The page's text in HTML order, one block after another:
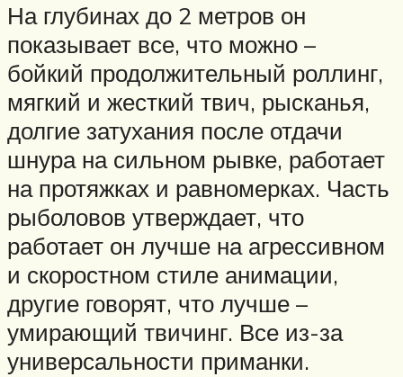
На глубинах до 2 метров он
показывает все, что можно –
бойкий продолжительный роллинг,
мягкий и жесткий твич, рысканья,
долгие затухания после отдачи
шнура на сильном рывке, работает
на протяжках и равномерках. Часть
рыболовов утверждает, что
работает он лучше на агрессивном
и скоростном стиле анимации,
другие говорят, что лучше –
умирающий твичинг. Все из-за
универсальности приманки.